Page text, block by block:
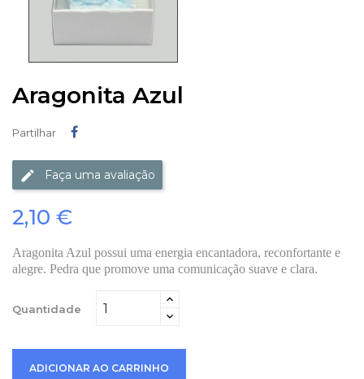
Aragonita Azul
Partilhar
Faça uma avaliação
2,10 €
Aragonita Azul possui uma energia encantadora, reconfortante e
alegre. Pedra que promove uma comunicação suave e clara.
Quantidade
ADICIONAR AO CARRINHO